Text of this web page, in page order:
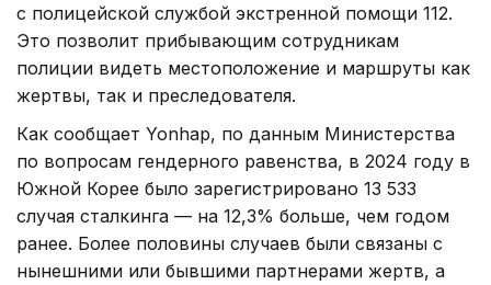
с полицейской службой экстренной помощи 112.
Это позволит прибывающим сотрудникам
полиции видеть местоположение и маршруты как
жертвы, так и преследователя.
Как сообщает Yonhap, по данным Министерства
по вопросам гендерного равенства, в 2024 году в
Южной Корее было зарегистрировано 13 533
случая сталкинга — на 12,3% больше, чем годом
ранее. Более половины случаев были связаны с
нынешними или бывшими партнерами жертв, а